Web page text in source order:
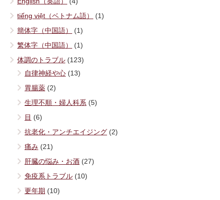
tiếng việt（ベトナム語）
(1)
簡体字（中国語）
(1)
繁体字（中国語）
(1)
体調のトラブル (123)
自律神経や心 (13)
胃腸薬 (2)
生理不順・婦人科系 (5)
目 (6)
抗老化・アンチエイジング (2)
痛み (21)
肝臓の悩み・お酒 (27)
免疫系トラブル (10)
更年期 (10)